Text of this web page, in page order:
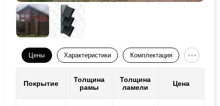
Цены Характеристики Комплектация
Покрытие
Толщина
рамы
Толщина
ламели
Цена